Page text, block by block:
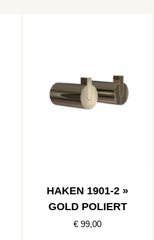
HAKEN 1901-2 »
GOLD POLIERT
€ 99,00